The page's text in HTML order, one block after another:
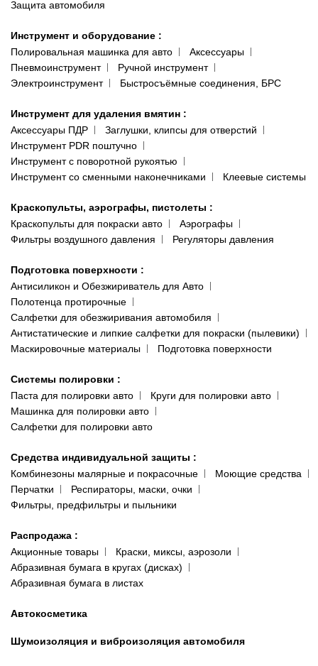
Защита автомобиля
Инструмент и оборудование :
Полировальная машинка для авто
Аксессуары
Пневмоинструмент
Ручной инструмент
Электроинструмент
Быстросъёмные соединения, БРС
Инструмент для удаления вмятин :
Аксессуары ПДР
Заглушки, клипсы для отверстий
Инструмент PDR поштучно
Инструмент с поворотной рукоятью
Инструмент со сменными наконечниками
Клеевые системы
Краскопульты, аэрографы, пистолеты :
Краскопульты для покраски авто
Аэрографы
Фильтры воздушного давления
Регуляторы давления
Подготовка поверхности :
Антисиликон и Обезжириватель для Авто
Полотенца протирочные
Салфетки для обезжиривания автомобиля
Антистатические и липкие салфетки для покраски (пылевики)
Маскировочные материалы
Подготовка поверхности
Системы полировки :
Паста для полировки авто
Круги для полировки авто
Машинка для полировки авто
Салфетки для полировки авто
Средства индивидуальной защиты :
Комбинезоны малярные и покрасочные
Моющие средства
Перчатки
Респираторы, маски, очки
Фильтры, предфильтры и пыльники
Распродажа :
Акционные товары
Краски, миксы, аэрозоли
Абразивная бумага в кругах (дисках)
Абразивная бумага в листах
Автокосметика
Шумоизоляция и виброизоляция автомобиля